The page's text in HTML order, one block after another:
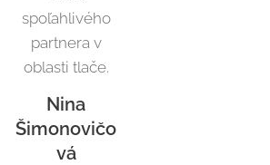
spoľahlivého
partnera v
oblasti tlače.
Nina
Šimonovičo
vá